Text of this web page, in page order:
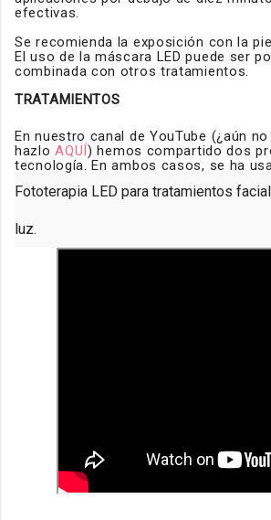
efectivas.
Se recomienda la exposición con la
El uso de la máscara LED puede ser
combinada con otros tratamientos.
TRATAMIENTOS
En nuestro canal de YouTube (¿aún
hazloAQUÍ) hemos compartido dos
tecnología. En ambos casos, se ha
Fototerapia LED para tratamientos
luz.